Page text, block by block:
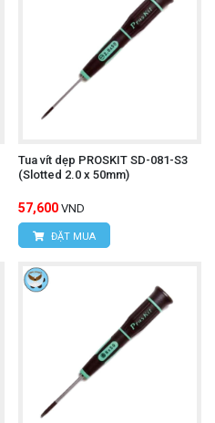
Tua vít dẹp PROSKIT SD-081-S3
(Slotted 2.0 x 50mm)
57,600 VND
ĐẶT MUA